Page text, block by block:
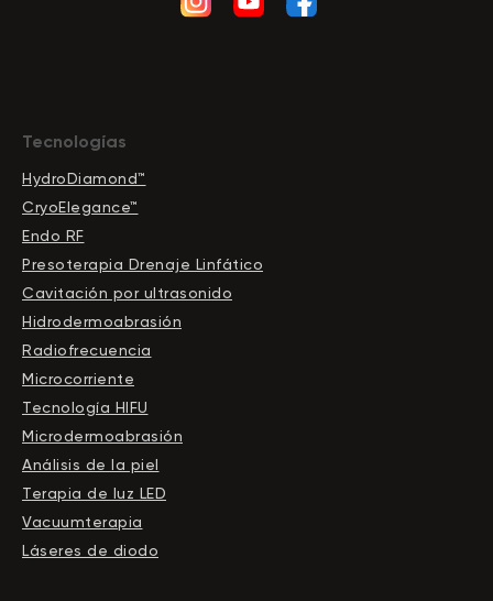
Tecnologías
HydroDiamond™
CryoElegance™
Endo RF
Presoterapia Drenaje Linfático
Cavitación por ultrasonido
Hidrodermoabrasión
Radiofrecuencia
Microcorriente
Tecnología HIFU
Microdermoabrasión
Análisis de la piel
Terapia de luz LED
Vacuumterapia
Láseres de diodo